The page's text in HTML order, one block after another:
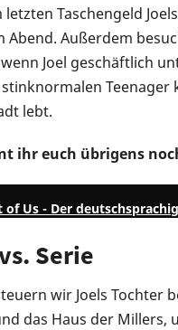
Taschengeld
Abend. Außerdem
Joel geschäftlich
stinknormalen
lebt.
ihr euch übrigens
of Us - Der
Serie
wir Joels Tochter
das Haus der